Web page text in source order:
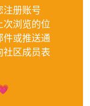
注册账号
次浏览的位
件或推送通
社区成员表